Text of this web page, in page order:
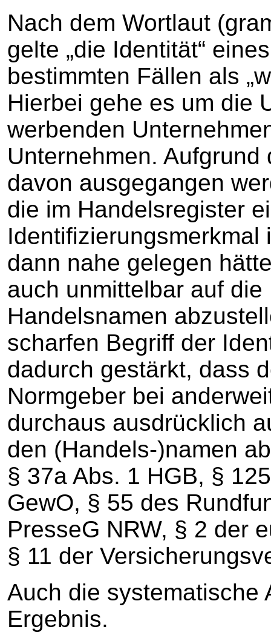
Nach dem Wortlaut
gelte „die Identität“
bestimmten Fällen als
Hierbei gehe es um die
werbenden
Unternehmen.
davon ausgegangen
die im Handelsregister
dann nahe gelegen
auch unmittelbar auf
Handelsnamen
scharfen Begriff der
dadurch gestärkt, dass
Normgeber bei
durchaus ausdrücklich
den (Handels-)namen
§ 37a Abs. 1 HGB, §
GewO, § 55 des
PresseG NRW, § 2 der
§ 11 der
Auch die systematische
Ergebnis.